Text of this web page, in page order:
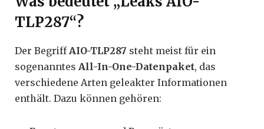
TLP287“?
Der BegriffAIO-TLP287 steht meist für ein
sogenanntes All-In-One-Datenpaket, das
verschiedene Arten geleakter Informationen
enthält. Dazu können gehören: